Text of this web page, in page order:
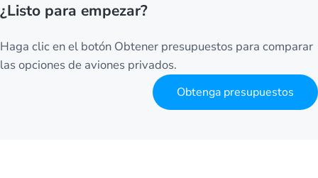
¿Listo para empezar?
Haga clic en el botón Obtener presupuestos para comparar
las opciones de aviones privados.
Obtenga presupuestos